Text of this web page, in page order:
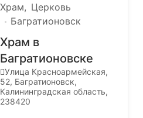
Храм
Церковь
Багратионовск
Храм в
Багратионовске
Улица Красноармейская,
52, Багратионовск,
Калининградская область,
238420